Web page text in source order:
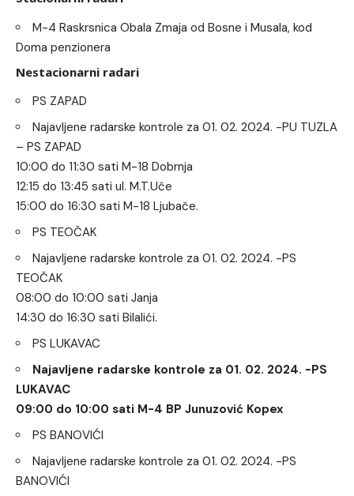
M-4 Raskrsnica Obala Zmaja od Bosne i Musala, kod
Doma penzionera
Nestacionarni radari
PS ZAPAD
Najavljene radarske kontrole za 01. 02. 2024. -PU TUZLA
– PS ZAPAD
10:00 do 11:30 sati M-18 Dobrnja
12:15 do 13:45 sati ul. M.T.Uče
15:00 do 16:30 sati M-18 Ljubače.
PS TEOČAK
Najavljene radarske kontrole za 01. 02. 2024. -PS
TEOČAK
08:00 do 10:00 sati Janja
14:30 do 16:30 sati Bilalići.
PS LUKAVAC
Najavljene radarske kontrole za 01. 02. 2024. -PS
LUKAVAC
09:00 do 10:00 sati M-4 BP Junuzović Kopex
PS BANOVIĆI
Najavljene radarske kontrole za 01. 02. 2024. -PS
BANOVIĆI